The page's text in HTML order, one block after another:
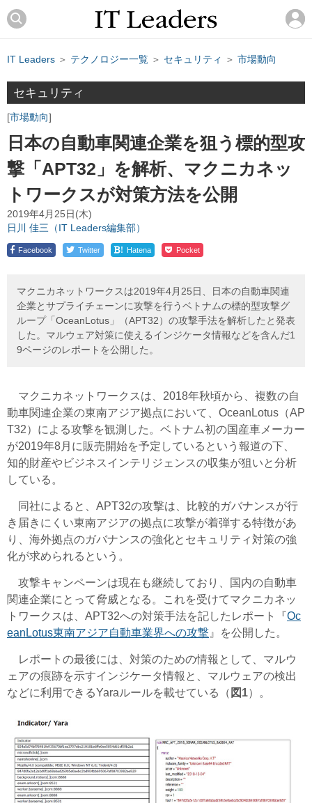
IT Leaders ＞ テクノロジー一覧 ＞ セキュリティ ＞ 市場動向
セキュリティ
市場動向
日本の自動車関連企業を狙う標的型攻
撃「APT32」を解析、マクニカネッ
トワークスが対策方法を公開
2019年4月25日(木)
日川 佳三（IT Leaders編集部）
Facebook Twitter ! Hatena Pocket
マクニカネットワークスは2019年4月25日、日本の自動車関連
企業とサプライチェーンに攻撃を行うベトナムの標的型攻撃グ
ループ「OceanLotus」（APT32）の攻撃手法を解析したと発表
した。マルウェア対策に使えるインジケータ情報などを含んだ1
9ページのレポートを公開した。
マクニカネットワークスは、2018年秋頃から、複数の自
動車関連企業の東南アジア拠点において、OceanLotus（AP
T32）による攻撃を観測した。ベトナム初の国産車メーカー
が2019年8月に販売開始を予定しているという報道の下、
知的財産やビジネスインテリジェンスの収集が狙いと分析
している。
同社によると、APT32の攻撃は、比較的ガバナンスが行
き届きにくい東南アジアの拠点に攻撃が着弾する特徴があ
り、海外拠点のガバナンスの強化とセキュリティ対策の強
化が求められるという。
攻撃キャンペーンは現在も継続しており、国内の自動車
関連企業にとって脅威となる。これを受けてマクニカネッ
トワークスは、APT32への対策手法を記したレポート『Oc
eanLotus東南アジア自動車業界への攻撃 』を公開した。
レポートの最後には、対策のための情報として、マルウ
ェアの痕跡を示すインジケータ情報と、マルウェアの検出
などに利用できるYaraルールを載せている（ 図1）。